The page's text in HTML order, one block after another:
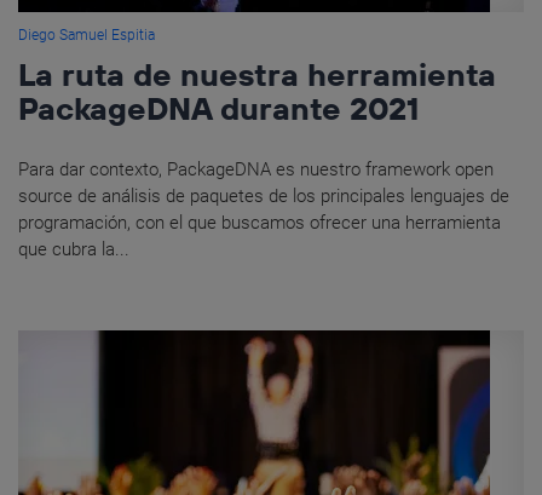
Diego Samuel Espitia
La ruta de nuestra herramienta
PackageDNA durante 2021
Para dar contexto, PackageDNA es nuestro framework open
source de análisis de paquetes de los principales lenguajes de
programación, con el que buscamos ofrecer una herramienta
que cubra la...